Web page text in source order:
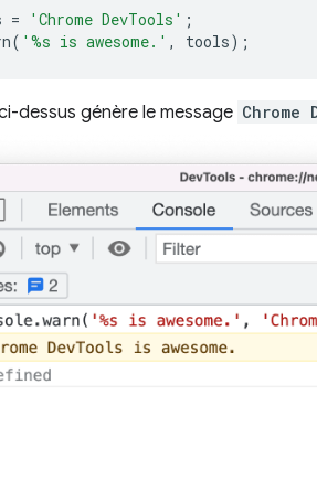
= 'Chrome DevTools' ;
( '%s is awesome.' , tools);
dessus génère le message Chrome